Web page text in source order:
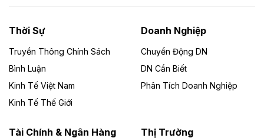
Dự án Nhà máy xử lý rác và phát điện Bắc Giang do
Công ty TNHH Năng lượng môi trường Bắc Giang làm
Theo vietnamfinance.vn
Đức Long Gia Lai mở rộng ‘hệ sinh thái’
Lai
Thời Sự
Truyền Thông Chính Sách
Bình Luận
Kinh Tế Việt Nam
Kinh Tế Thế Giới
Doanh Nghiệp
Chuyển Động DN
DN Cần Biết
Phân Tích Doanh Nghiệp
Tài Chính & Ngân Hàng Thị Trường